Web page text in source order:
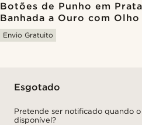
Botões de Punho em
Banhada a Ouro com
Envio Gratuito
Esgotado
Pretende ser notificado quando
disponível?